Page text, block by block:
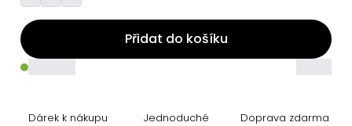
Přidat do košíku
Dárek k nákupu
Jednoduché
Doprava zdarma